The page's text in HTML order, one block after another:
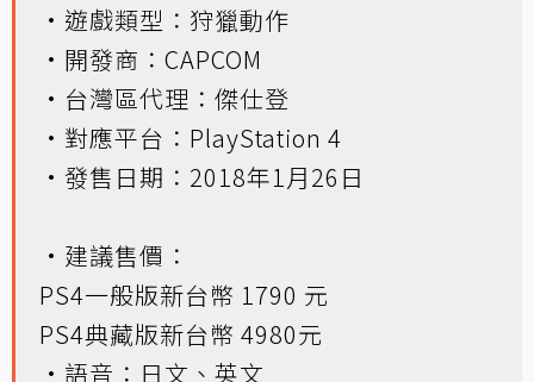
•遊戲類型：狩獵動作
•開發商：CAPCOM
•台灣區代理：傑仕登
•對應平台：PlayStation 4
•發售日期：2018年1月26日
•建議售價：
PS4一般版新台幣 1790 元
PS4典藏版新台幣 4980元
•語音：日文、英文